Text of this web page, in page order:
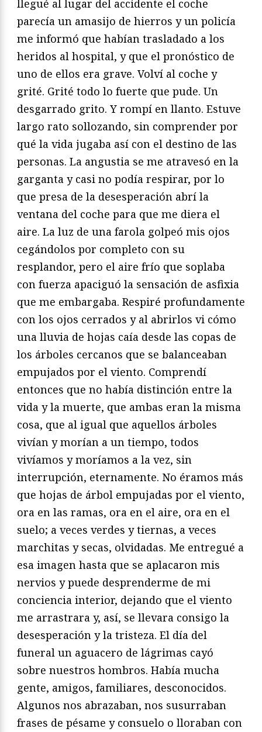
llegué al lugar del accidente el coche
parecía un amasijo de hierros y un policía
me informó que habían trasladado a los
heridos al hospital, y que el pronóstico de
uno de ellos era grave. Volví al coche y
grité. Grité todo lo fuerte que pude. Un
desgarrado grito. Y rompí en llanto. Estuve
largo rato sollozando, sin comprender por
qué la vida jugaba así con el destino de las
personas. La angustia se me atravesó en la
garganta y casi no podía respirar, por lo
que presa de la desesperación abrí la
ventana del coche para que me diera el
aire. La luz de una farola golpeó mis ojos
cegándolos por completo con su
resplandor, pero el aire frío que soplaba
con fuerza apaciguó la sensación de asfixia
que me embargaba. Respiré profundamente
con los ojos cerrados y al abrirlos vi cómo
una lluvia de hojas caía desde las copas de
los árboles cercanos que se balanceaban
empujados por el viento. Comprendí
entonces que no había distinción entre la
vida y la muerte, que ambas eran la misma
cosa, que al igual que aquellos árboles
vivían y morían a un tiempo, todos
vivíamos y moríamos a la vez, sin
interrupción, eternamente. No éramos más
que hojas de árbol empujadas por el viento,
ora en las ramas, ora en el aire, ora en el
suelo; a veces verdes y tiernas, a veces
marchitas y secas, olvidadas. Me entregué a
esa imagen hasta que se aplacaron mis
nervios y puede desprenderme de mi
conciencia interior, dejando que el viento
me arrastrara y, así, se llevara consigo la
desesperación y la tristeza. El día del
funeral un aguacero de lágrimas cayó
sobre nuestros hombros. Había mucha
gente, amigos, familiares, desconocidos.
Algunos nos abrazaban, nos susurraban
frases de pésame y consuelo o lloraban con